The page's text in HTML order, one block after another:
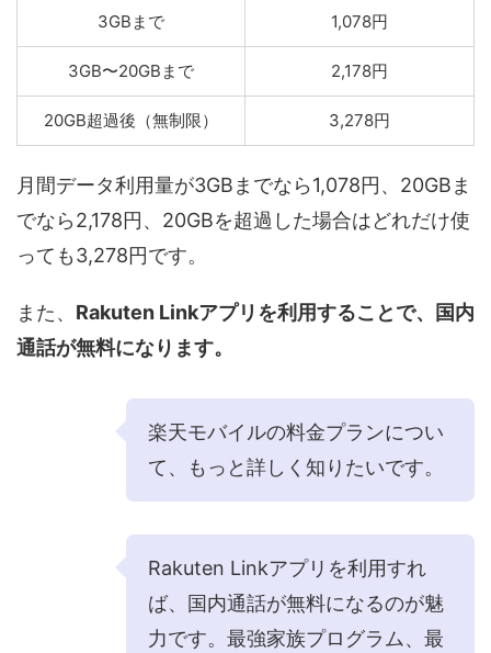
3GBまで 1,078円
3GB〜20GBまで 2,178円
20GB超過後（無制限） 3,278円
月間データ利用量が3GBまでなら1,078円、20GBま
でなら2,178円、20GBを超過した場合はどれだけ使
っても3,278円です。
また、 Rakuten Linkアプリを利用することで、国内
通話が無料になります。
楽天モバイルの料金プランについ
て、もっと詳しく知りたいです。
Rakuten Linkアプリを利用すれ
ば、国内通話が無料になるのが魅
力です。最強家族プログラム、最